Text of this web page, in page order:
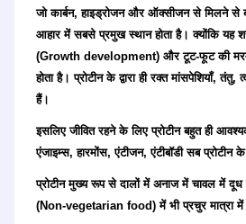
जो कार्बन, हाइड्रोजन और ऑक्सीजन से मिलने से
आहार में सबसे प्रमुख स्थान होता है। क्योंकि यह
(Growth development) और टूट-फूट की
होता है। प्रोटीन के द्वारा ही रक्त मांसपेशियाँ, तंतु,
हैं।
इसलिए जीवित रहने के लिए प्रोटीन बहुत ही
एंजाइम्स, हारमोंस, एंटीजन, एंटीबॉडी सब प्रोटीन
प्रोटीन मुख्य रूप से दालों में अनाज में चावल में दूध में
(Non-vegetarian food) में भी प्रचुर मात्रा में